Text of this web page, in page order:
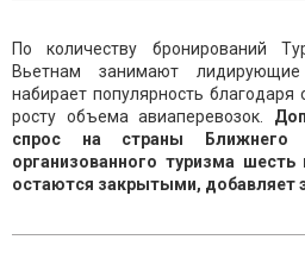
По количеству бронирований
Вьетнам занимают
набирает популярность
росту объема авиаперевозок.
спрос на страны Ближнего
организованного туризма шесть
остаются закрытыми, добавляет